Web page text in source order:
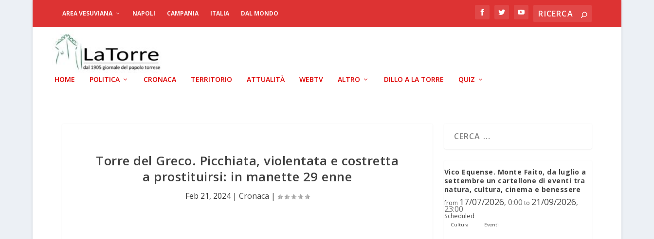
AREA VESUVIANA NAPOLI CAMPANIA ITALIA DAL MONDO
HOME POLITICA CRONACA TERRITORIO ATTUALITÀ WEBTV ALTRO DILLO A LA TORRE QUIZ
Torre del Greco. Picchiata, violentata e costretta
a prostituirsi: in manette 29 enne
Feb 21, 2024| Cronaca |
Vico Equense. Monte Faito, da luglio a
settembre un cartellone di eventi tra
natura, cultura, cinema e benessere
from 17/07/2026, 0:00 to 21/09/2026,
23:00
Scheduled
Cultura Eventi